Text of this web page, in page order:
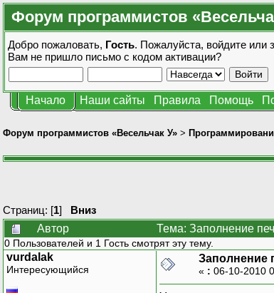
Форум программистов
Добро пожаловать, Гость. Пожалуйста, войдите или
Вам не пришло письмо с кодом активации?
Начало Наши сайты Правила Помощь
Форум программистов «Весельчак У» >
Страниц: [1] Вниз
Автор
Тема: Заполнение
0 Пользователей и 1 Гость смотрят эту тему.
vurdalak
Интересующийся
Заполнение
« : 06-10-2010